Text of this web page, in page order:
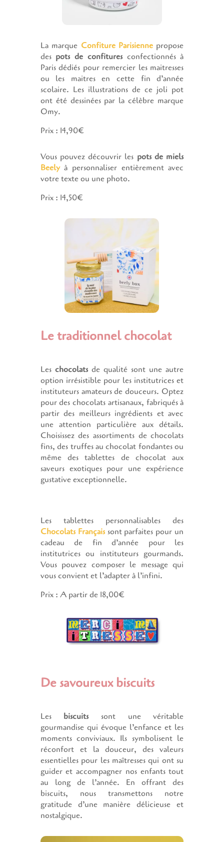
La marque Confiture Parisiennepropose
des pots de confituresconfectionnés à
Paris dédiés pour remercier les maitresses
ou les maitres en cette fin d’année
scolaire. Les illustrations de ce joli pot
ont été dessinées par la célèbre marque
Omy.
Prix : 14,90€
Vous pouvez découvrir les pots de miels
Beelyà personnaliser entièrement avec
votre texte ou une photo.
Prix : 14,50€
Le traditionnel chocolat
Les chocolatsde qualité sont une autre
option irrésistible pour les institutrices et
instituteurs amateurs de douceurs. Optez
pour des chocolats artisanaux, fabriqués à
partir des meilleurs ingrédients et avec
une attention particulière aux détails.
Choisissez des assortiments de chocolats
fins, des truffes au chocolat fondantes ou
même des tablettes de chocolat aux
saveurs exotiques pour une expérience
gustative exceptionnelle.
Les tablettes personnalisables des
Chocolats Françaissont parfaites pour un
cadeau de fin d’année pour les
institutrices ou instituteurs gourmands.
Vous pouvez composer le message qui
vous convient et l’adapter à l’infini.
Prix : A partir de 18,00€
De savoureux biscuits
Les biscuits sont une véritable
gourmandise qui évoque l’enfance et les
moments conviviaux. Ils symbolisent le
réconfort et la douceur, des valeurs
essentielles pour les maîtresses qui ont su
guider et accompagner nos enfants tout
au long de l’année. En offrant des
biscuits, nous transmettons notre
gratitude d’une manière délicieuse et
nostalgique.